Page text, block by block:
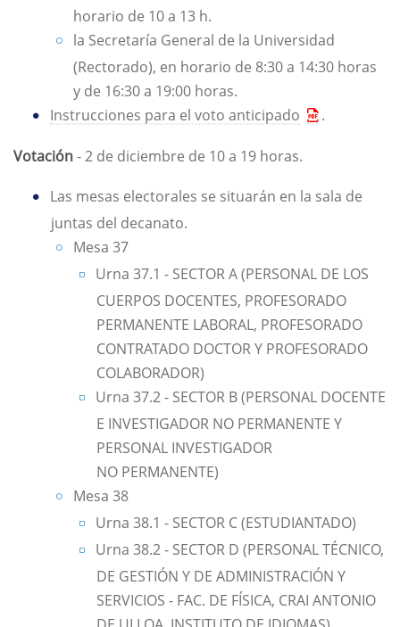
horario de 10 a 13 h.
la Secretaría General de la Universidad
(Rectorado), en horario de 8:30 a 14:30 horas
y de 16:30 a 19:00 horas.
Instrucciones para el voto anticipado
.
Votación- 2 de diciembre de 10 a 19 horas.
Las mesas electorales se situarán en la sala de
juntas del decanato.
Mesa 37
Urna 37.1 - SECTOR A (PERSONAL DE LOS
CUERPOS DOCENTES, PROFESORADO
PERMANENTE LABORAL, PROFESORADO
CONTRATADO DOCTOR Y PROFESORADO
COLABORADOR)
Urna 37.2 - SECTOR B (PERSONAL DOCENTE
E INVESTIGADOR NO PERMANENTE Y
PERSONAL INVESTIGADOR
NO PERMANENTE)
Mesa 38
Urna 38.1 - SECTOR C (ESTUDIANTADO)
Urna 38.2 - SECTOR D (PERSONAL TÉCNICO,
DE GESTIÓN Y DE ADMINISTRACIÓN Y
SERVICIOS - FAC. DE FÍSICA, CRAI ANTONIO